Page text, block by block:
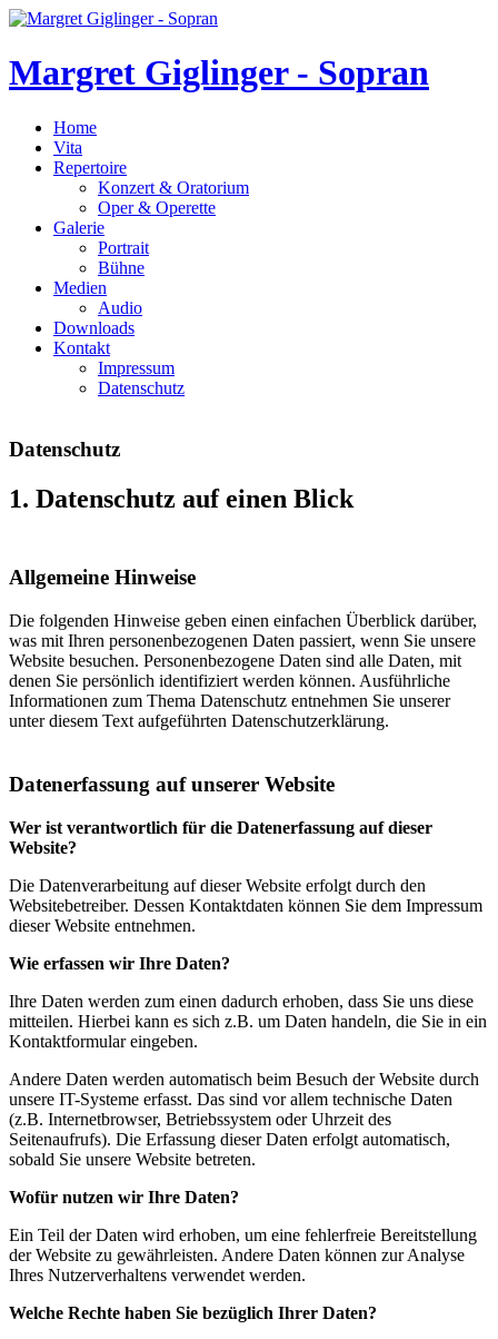
Margret Giglinger - Sopran
Home
Vita
Repertoire
Konzert & Oratorium
Oper & Operette
Galerie
Portrait
Bühne
Medien
Audio
Downloads
Kontakt
Impressum
Datenschutz
Datenschutz
1. Datenschutz auf einen Blick
Allgemeine Hinweise
Die folgenden Hinweise geben einen einfachen Überblick darüber,
was mit Ihren personenbezogenen Daten passiert, wenn Sie unsere
Website besuchen. Personenbezogene Daten sind alle Daten, mit
denen Sie persönlich identifiziert werden können. Ausführliche
Informationen zum Thema Datenschutz entnehmen Sie unserer
unter diesem Text aufgeführten Datenschutzerklärung.
Datenerfassung auf unserer Website
Wer ist verantwortlich für die Datenerfassung auf dieser
Website?
Die Datenverarbeitung auf dieser Website erfolgt durch den
Websitebetreiber. Dessen Kontaktdaten können Sie dem Impressum
dieser Website entnehmen.
Wie erfassen wir Ihre Daten?
Ihre Daten werden zum einen dadurch erhoben, dass Sie uns diese
mitteilen. Hierbei kann es sich z.B. um Daten handeln, die Sie in ein
Kontaktformular eingeben.
Andere Daten werden automatisch beim Besuch der Website durch
unsere IT-Systeme erfasst. Das sind vor allem technische Daten
(z.B. Internetbrowser, Betriebssystem oder Uhrzeit des
Seitenaufrufs). Die Erfassung dieser Daten erfolgt automatisch,
sobald Sie unsere Website betreten.
Wofür nutzen wir Ihre Daten?
Ein Teil der Daten wird erhoben, um eine fehlerfreie Bereitstellung
der Website zu gewährleisten. Andere Daten können zur Analyse
Ihres Nutzerverhaltens verwendet werden.
Welche Rechte haben Sie bezüglich Ihrer Daten?